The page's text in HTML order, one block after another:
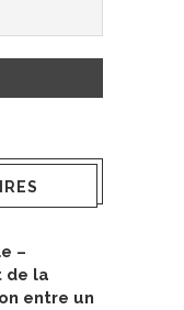
–
de la
entre un